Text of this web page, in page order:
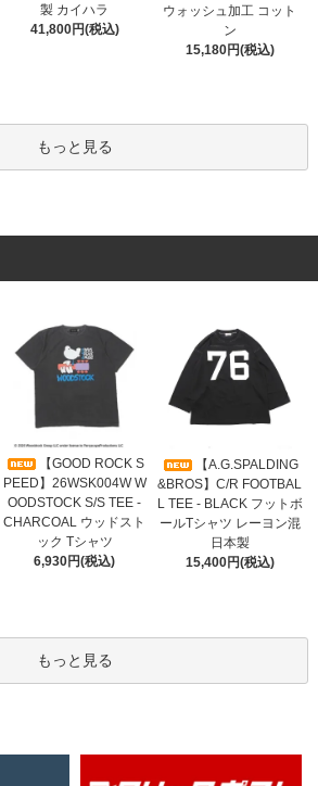
製 カイハラ
41,800円(税込)
ウォッシュ加工 コット
ン
15,180円(税込)
もっと見る
【GOOD ROCK S
PEED】26WSK004W W
OODSTOCK S/S TEE -
CHARCOAL ウッドスト
ック Tシャツ
6,930円(税込)
【A.G.SPALDING
&BROS】C/R FOOTBAL
L TEE - BLACK フットボ
ールTシャツ レーヨン混
日本製
15,400円(税込)
もっと見る